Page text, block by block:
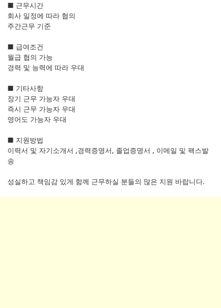
■ 근무시간
회사 일정에 따라 협의
주간근무 기준
■ 급여조건
월급 협의 가능
경력 및 능력에 따라 우대
■ 기타사항
장기 근무 가능자 우대
즉시 근무 가능자 우대
영어도 가능자 우대
■ 지원방법
이력서 및 자기소개서 ,경력증명서, 졸업증명서 , 이메일 및 팩스발
송
성실하고 책임감 있게 함께 근무하실 분들의 많은 지원 바랍니다.